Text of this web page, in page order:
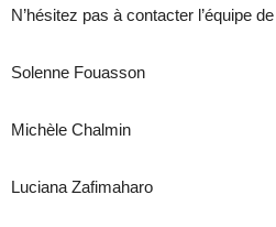
N’hésitez pas à contacter l’équipe
Solenne Fouasson
Michèle Chalmin
Luciana Zafimaharo